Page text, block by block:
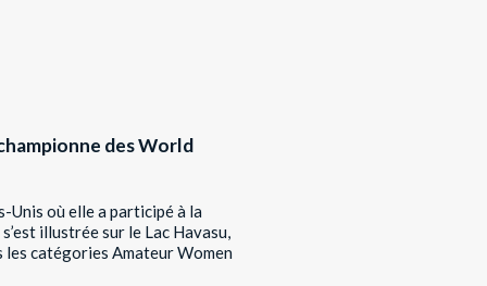
des World
Unis où elle a participé à la
illustrée sur le Lac Havasu,
les catégories Amateur Women